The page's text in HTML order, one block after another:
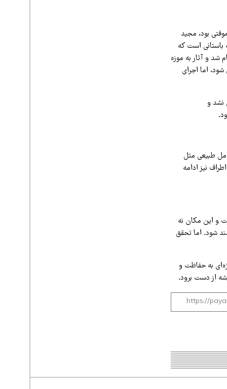
مرحله پژوهشی و موقتی بود، مجید
باستانی است که
کاوش آن برنامه‌ریزی کرده بود و آخرین فصل کاوش در سال ۱۳۸۶ انجام شد و آثار به موزه
اما اجرای
نشد و
طبیعی مثل
نیز ادامه
و این مکان نه
شود. اما تحقق
به حفاظت و
از دست برود.